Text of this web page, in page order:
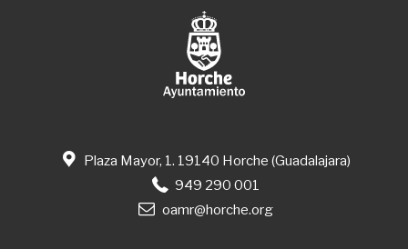
Plaza Mayor, 1. 19140 Horche (Guadalajara)
949 290 001
oamr@horche.org